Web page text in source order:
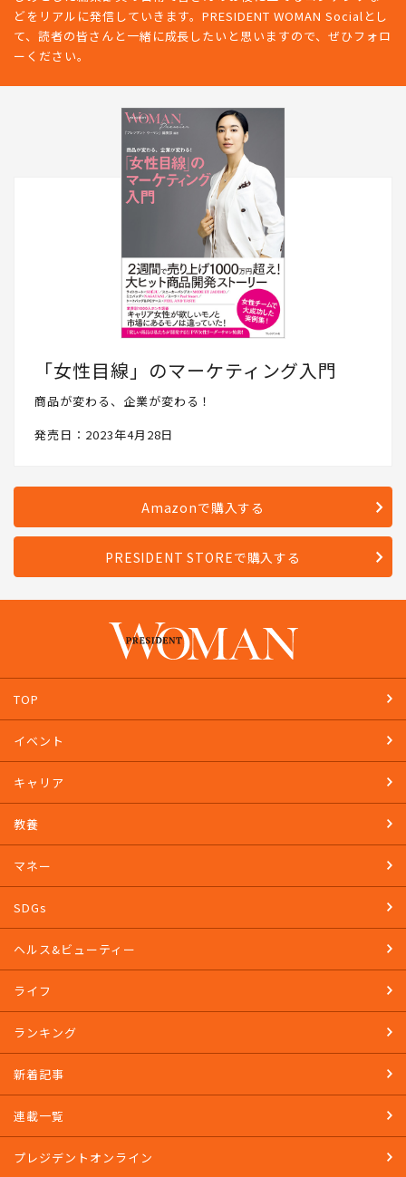
どをリアルに発信していきます。PRESIDENT WOMAN Socialとし
て、読者の皆さんと一緒に成長したいと思いますので、ぜひフォロ
ーください。
「女性目線」のマーケティング入門
商品が変わる、企業が変わる！
発売日：2023年4月28日
Amazonで購入する
PRESIDENT STOREで購入する
TOP
イベント
キャリア
教養
マネー
SDGs
ヘルス&ビューティー
ライフ
ランキング
新着記事
連載一覧
プレジデントオンライン